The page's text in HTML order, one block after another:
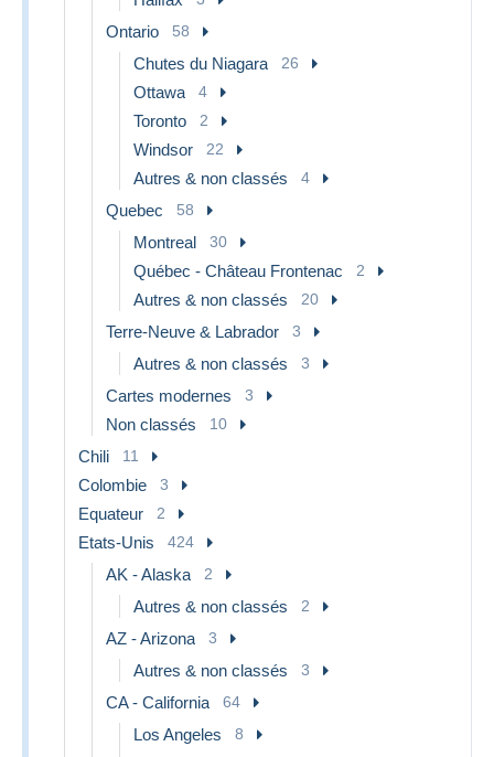
Ontario 58
Chutes du Niagara 26
Ottawa 4
Toronto 2
Windsor 22
Autres & non classés 4
Quebec 58
Montreal 30
Québec - Château Frontenac 2
Autres & non classés 20
Terre-Neuve & Labrador 3
Autres & non classés 3
Cartes modernes 3
Non classés 10
Chili 11
Colombie 3
Equateur 2
Etats-Unis 424
AK - Alaska 2
Autres & non classés 2
AZ - Arizona 3
Autres & non classés 3
CA - California 64
Los Angeles 8